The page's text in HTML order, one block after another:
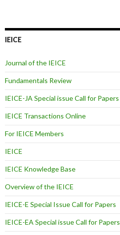
IEICE
Journal of the IEICE
Fundamentals Review
IEICE-JA Special issue Call for Papers
IEICE Transactions Online
For IEICE Members
IEICE
IEICE Knowledge Base
Overview of the IEICE
IEICE-E Special Issue Call for Papers
IEICE-EA Special issue Call for Papers